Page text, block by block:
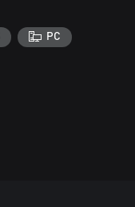
PC